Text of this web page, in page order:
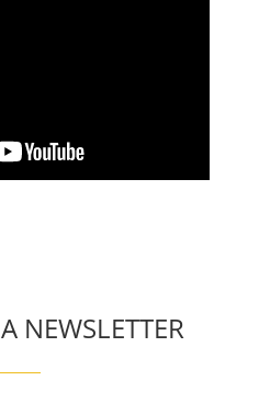
NEWSLETTER